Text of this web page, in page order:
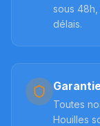
sous 48h,
délais.
Toutes
Houilles